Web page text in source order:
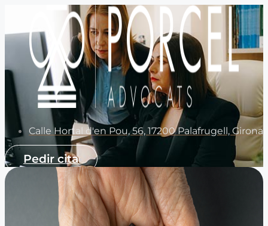
Calle Hortal d'en Pou, 56, 17200 Palafrugell, Girona
Pedir cita